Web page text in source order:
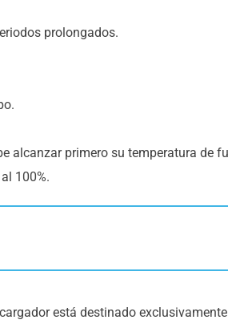
prolongados.
alcanzar primero su temperatura de
100%.
está destinado